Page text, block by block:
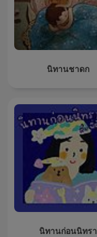
นิทานชาดก
นิทานก่อนนิทรา